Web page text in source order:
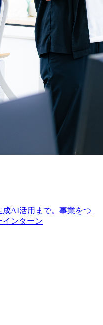
成AI活用まで。事業をつ
インターン